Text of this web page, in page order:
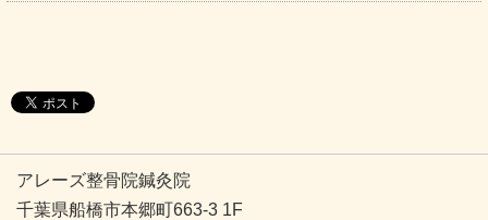
アレーズ整骨院鍼灸院
千葉県船橋市本郷町663-3 1F